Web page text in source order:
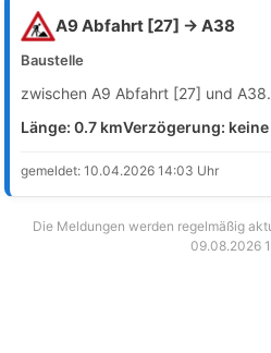
A9 Abfahrt [27] → A38
Baustelle
zwischen A9 Abfahrt [27] und A38.
Länge: 0.7 kmVerzögerung:
gemeldet: 10.04.2026 14:03 Uhr
Die Meldungen werden regelmäßig
09.08.2026